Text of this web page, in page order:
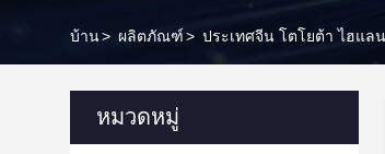
บ้าน> ผลิตภัณฑ์> ประเทศจีน โตโยต้า ไฮแลน
หมวดหมู่